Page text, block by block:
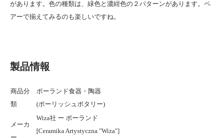
があります。色の種類は、緑色と濃紺色の２パターンがあります。ペ
アーで揃えてみるのも楽しいですね。
製品情報
商品分
類
ポーランド食器・陶器
(ポーリッシュポタリー)
メーカ
Wiza社 ー ポーランド
[Ceramika Artystyczna "Wiza"]